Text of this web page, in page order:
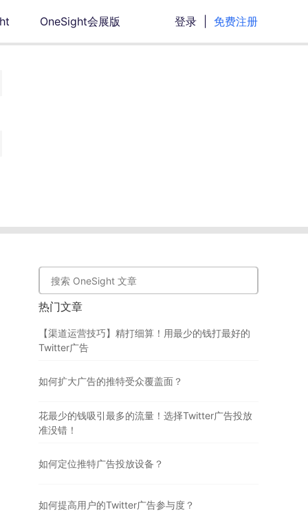
OneSight会展版 登录 免费注册
热门文章
【渠道运营技巧】精打细算！用最少的钱打最好的
Twitter广告
如何扩大广告的推特受众覆盖面？
花最少的钱吸引最多的流量！选择Twitter广告投放
准没错！
如何定位推特广告投放设备？
如何提高用户的Twitter广告参与度？